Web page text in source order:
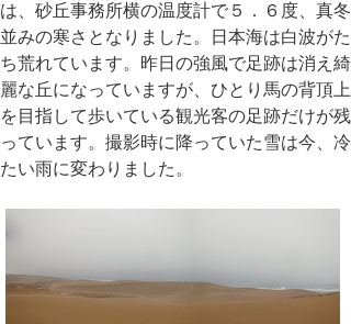
は、砂丘事務所横の温度計で５．６度、真冬
並みの寒さとなりました。日本海は白波がた
ち荒れています。昨日の強風で足跡は消え綺
麗な丘になっていますが、ひとり馬の背頂上
を目指して歩いている観光客の足跡だけが残
っています。撮影時に降っていた雪は今、冷
たい雨に変わりました。